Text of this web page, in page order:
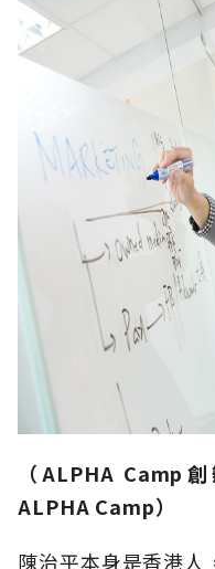
（ALPHA Camp
ALPHA Camp）
陳治平本身是香港人